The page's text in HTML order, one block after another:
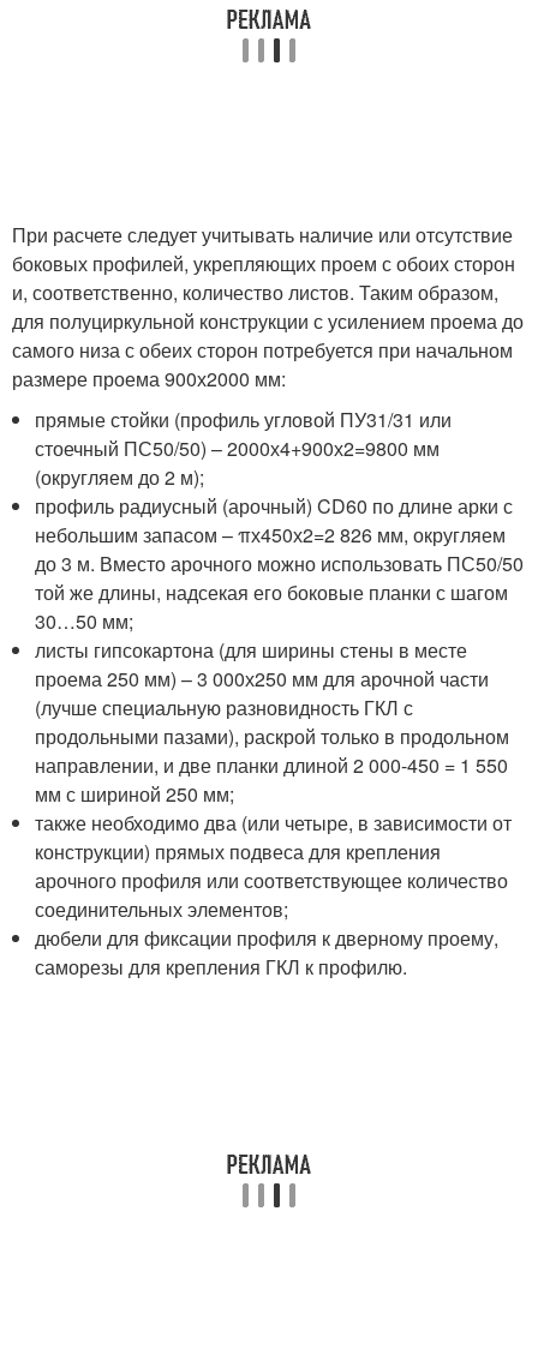
При расчете следует учитывать наличие или отсутствие
боковых профилей, укрепляющих проем с обоих сторон
и, соответственно, количество листов. Таким образом,
для полуциркульной конструкции с усилением проема до
самого низа с обеих сторон потребуется при начальном
размере проема 900х2000 мм:
прямые стойки (профиль угловой ПУ31/31 или
стоечный ПС50/50) – 2000х4+900х2=9800 мм
(округляем до 2 м);
профиль радиусный (арочный) CD60 по длине арки с
небольшим запасом – πх450х2=2 826 мм, округляем
до 3 м. Вместо арочного можно использовать ПС50/50
той же длины, надсекая его боковые планки с шагом
30…50 мм;
листы гипсокартона (для ширины стены в месте
проема 250 мм) – 3 000х250 мм для арочной части
(лучше специальную разновидность ГКЛ с
продольными пазами), раскрой только в продольном
направлении, и две планки длиной 2 000-450 = 1 550
мм с шириной 250 мм;
также необходимо два (или четыре, в зависимости от
конструкции) прямых подвеса для крепления
арочного профиля или соответствующее количество
соединительных элементов;
дюбели для фиксации профиля к дверному проему,
саморезы для крепления ГКЛ к профилю.